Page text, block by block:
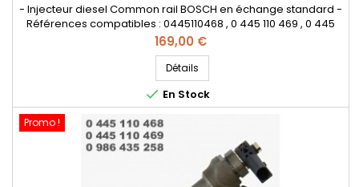
- Injecteur diesel Common rail BOSCH en échange standard -
Références compatibles : 0445110468 , 0 445 110 469 , 0 445
110 468 , 0986435258 , 0 986 435 258 , 04L 130 277 , 04L 130 277
AC , 04L130277 , 04L130277AC - Pour motorisation Audi ,
Volkswagen , Seat , Skoda TDi Pièce d'origine
Prix
169,00 €
Détails
 En Stock
Promo !